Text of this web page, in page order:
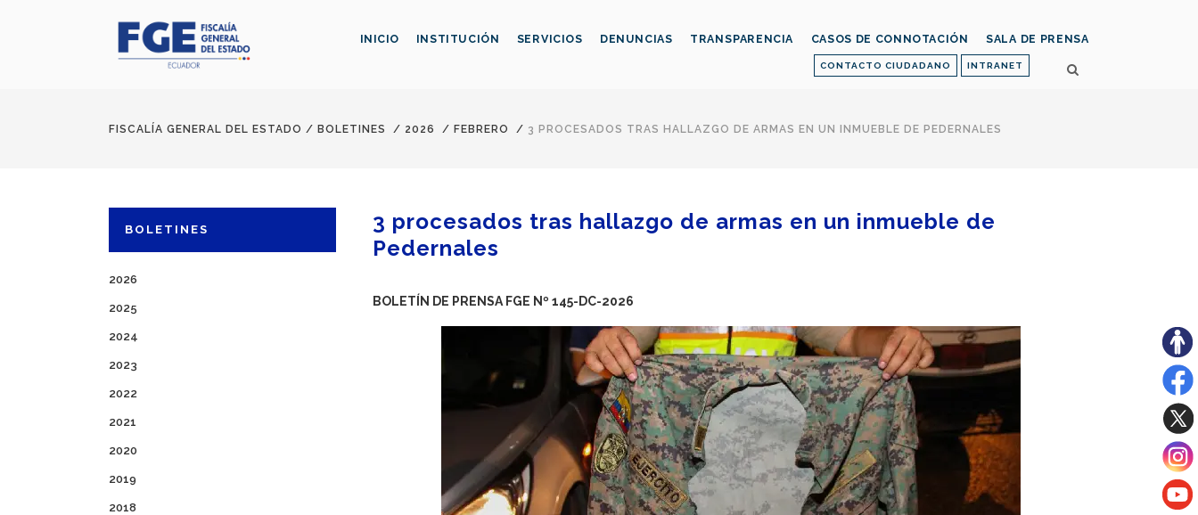
CONTACTO CIUDADANO INTRANET
INICIO INSTITUCIÓN SERVICIOS DENUNCIAS TRANSPARENCIA CASOS DE CONNOTACIÓN SALA DE PRENSA
FISCALÍA GENERAL DEL ESTADO / BOLETINES / 2026 / FEBRERO / 3 PROCESADOS TRAS HALLAZGO DE ARMAS EN UN INMUEBLE DE PEDERNALES
BOLETINES
2026
2025
2024
2023
2022
2021
2020
2019
2018
3 procesados tras hallazgo de armas en un inmueble de
Pedernales
BOLETÍN DE PRENSA FGE Nº 145-DC-2026